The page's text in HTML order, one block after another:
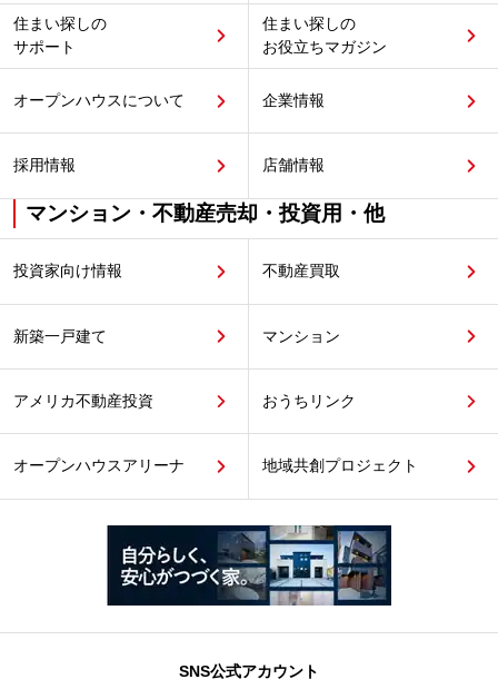
住まい探しの
サポート
住まい探しの
お役立ちマガジン
オープンハウスについて 企業情報
採用情報 店舗情報
マンション・不動産売却・投資用・他
投資家向け情報 不動産買取
新築一戸建て マンション
アメリカ不動産投資 おうちリンク
オープンハウスアリーナ 地域共創プロジェクト
SNS公式アカウント